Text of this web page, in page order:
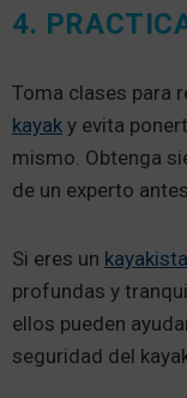
4.
Toma clases para
kayak y evita
mismo. Obtenga
de un experto
Si eres un
profundas y
ellos pueden
seguridad del